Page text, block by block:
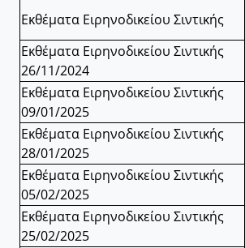
Εκθέματα Ειρηνοδικείου Σιντικής
Εκθέματα Ειρηνοδικείου Σιντικής
26/11/2024
Εκθέματα Ειρηνοδικείου Σιντικής
09/01/2025
Εκθέματα Ειρηνοδικείου Σιντικής
28/01/2025
Εκθέματα Ειρηνοδικείου Σιντικής
05/02/2025
Εκθέματα Ειρηνοδικείου Σιντικής
25/02/2025